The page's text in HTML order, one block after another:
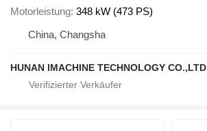
Motorleistung 348 kW (473 PS)
China, Changsha
HUNAN IMACHINE TECHNOLOGY CO.,LTD